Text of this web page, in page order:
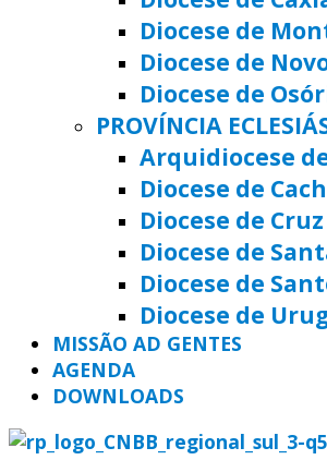
Diocese de
Diocese de
Diocese de
PROVÍNCIA
Arquidiocese
Diocese de
Diocese de
Diocese de
Diocese de
Diocese de
MISSÃO AD GENTES
AGENDA
DOWNLOADS